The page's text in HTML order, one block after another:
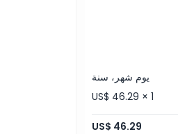
يوم شهر، سنة
US$ 46.29 × 1
US$ 46.29